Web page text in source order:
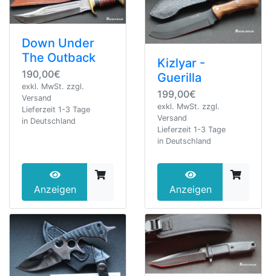
Down Under
The Outback
190,00€
exkl. MwSt. zzgl.
Versand
Lieferzeit 1-3 Tage
in Deutschland
Anzeigen
Kizlyar -
Guerilla
199,00€
exkl. MwSt. zzgl.
Versand
Lieferzeit 1-3 Tage
in Deutschland
Anzeigen